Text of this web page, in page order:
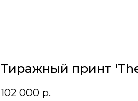
Тиражный принт
102 000 р.